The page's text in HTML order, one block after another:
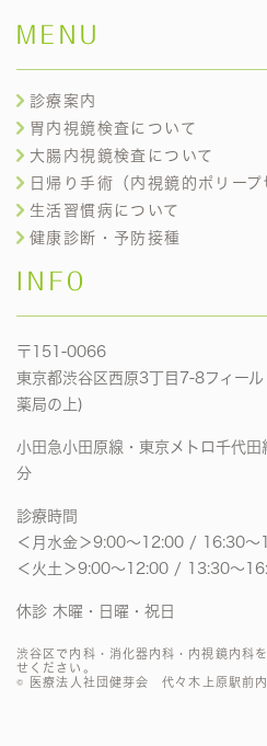
MENU
診療案内
胃内視鏡検査について
大腸内視鏡検査について
日帰り手術（内視鏡的ポリー
生活習慣病について
健康診断・予防接種
INFO
〒151-0066
東京都渋谷区西原3丁目7-8フィー
薬局の上)
小田急小田原線・東京メトロ千代
分
診療時間
＜月水金＞9:00〜12:00 / 16:30〜
＜火土＞9:00〜12:00 / 13:30〜
休診 木曜・日曜・祝日
渋谷区で内科・消化器内科・内視鏡内科
せください。
© 医療法人社団健芽会 代々木上原駅前内